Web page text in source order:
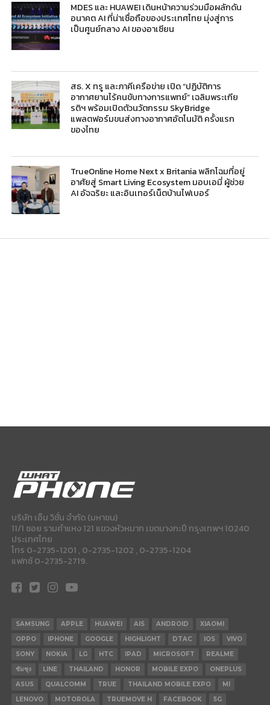
MDES และ HUAWEI เดินหน้าความร่วมมือผลักดัน
อนาคต AI ที่น่าเชื่อถือของประเทศไทย มุ่งสู่การ
เป็นศูนย์กลาง AI ของอาเซียน
สธ. X ทรู และภาคีเครือข่าย เปิด “ปฏิบัติการ
อากาศยานไร้คนขับทางการแพทย์” เฉลิมพระเกีย
รติฯ พร้อมเปิดตัวนวัตกรรม SkyBridge
แพลตฟอร์มขนส่งทางอากาศอัตโนมัติ ครั้งแรก
ของไทย
TrueOnline Home Next x Britania พลิกโฉมที่อยู่
อาศัยสู่ Smart Living Ecosystem มอบเอมี่ ผู้ช่วย
AI อัจฉริยะ และอินเทอร์เน็ตบ้านไฟเบอร์
บริษัท เอ็ม วิชั่น จำกัด (มหาชน)
11/1 ซอย รามคำแหง 121 แขวงหัวหมาก เขตบางกะปี กรุงเทพฯ 10240
ประเทศไทย
โทร 0-2735-1201 , 0-2735-1202 , 0-2735-1204
แฟกซ์ 0-2735-2719.
SAMSUNG APPLE HUAWEI AIS ANDROID
XIAOMI
OPPO
IPHONE GOOGLE HIGHLIGHT DTAC IOS
VIVO
SONY
NOKIA LG HTC IPAD MICROSOFT
REALME
ซัมซุง
LINE THAILAND HONOR MOBILE EXPO
ONEPLUS
ASUS
QUALCOMM TRUE THAILAND MOBILE EXPO
MI
LENOVO
MOTOROLA TRUEMOVE H FACEBOOK 5G